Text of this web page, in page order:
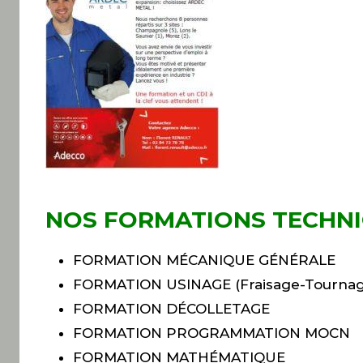
NOS FORMATIONS
FORMATION MÉCANIQUE GÉNÉRALE
FORMATION USINAGE (Fraisage-
FORMATION DÉCOLLETAGE
FORMATION PROGRAMMATION MOCN
FORMATION MATHÉMATIQUE